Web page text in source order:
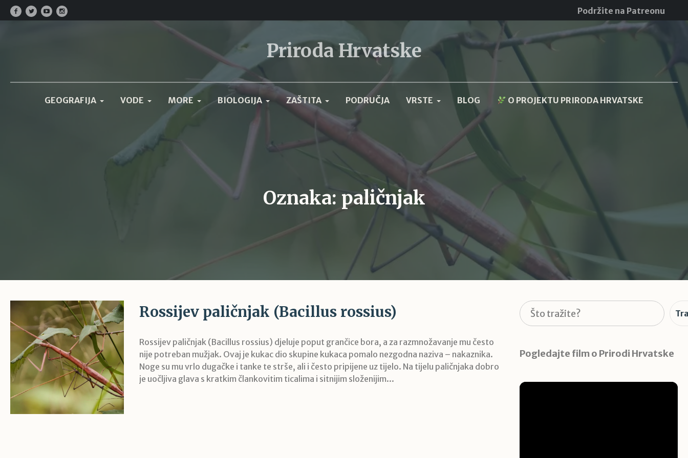
Podržite na Patreonu
Priroda Hrvatske
GEOGRAFIJA VODE MORE BIOLOGIJA ZAŠTITA PODRUČJA VRSTE BLOG O PROJEKTU PRIRODA HRVATSKE
Oznaka: paličnjak
Rossijev paličnjak (Bacillus rossius)
Rossijev paličnjak (Bacillus rossius) djeluje poput grančice bora, a za razmnožavanje mu često
nije potreban mužjak. Ovaj je kukac dio skupine kukaca pomalo nezgodna naziva – nakaznika.
Noge su mu vrlo dugačke i tanke te strše, ali i često pripijene uz tijelo. Na tijelu paličnjaka dobro
je uočljiva glava s kratkim člankovitim ticalima i sitnijim složenijim...
Pretraga
Pogledajte film o Prirodi Hrvatske